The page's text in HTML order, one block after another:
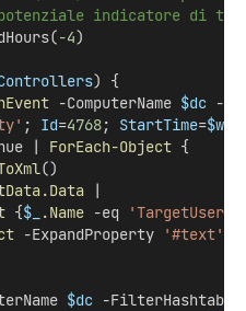
indicatore di
-4)
) {
-ComputerName $dc -
; Id=4768; StartTime=
|
ForEach-Object {
()
|
{$_ .Name -eq
-ExpandProperty
'#text'
$dc -